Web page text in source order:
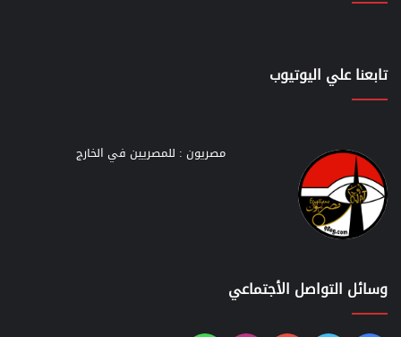
تابعنا علي اليوتيوب
مصريون : للمصريين في الخارج
وسائل التواصل الأجتماعي